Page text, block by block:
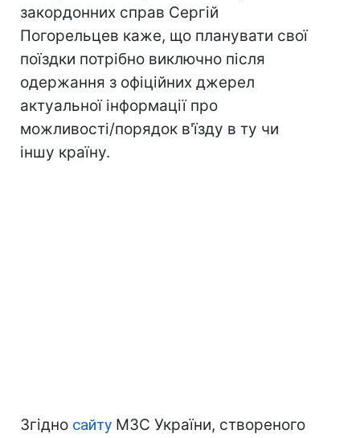
закордонних справ Сергій
Погорельцев каже, що планувати свої
поїздки потрібно виключно після
одержання з офіційних джерел
актуальної інформації про
можливості/порядок в'їзду в ту чи
іншу країну.
Згідно сайту МЗС України, створеного